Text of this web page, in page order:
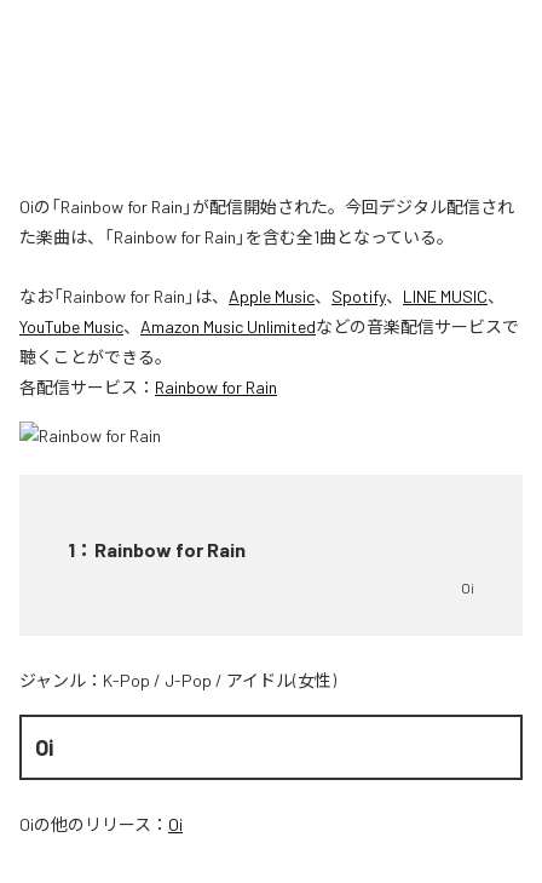
Oiの「Rainbow for Rain」が配信開始された。今回デジタル配信され
た楽曲は、「Rainbow for Rain」を含む全1曲となっている。
なお「Rainbow for Rain 」は、 Apple Music、 Spotify、 LINE MUSIC、
YouTube Music、 Amazon Music Unlimitedなどの音楽配信サービスで
聴くことができる。
各配信サービス： Rainbow for Rain
1 ： Rainbow for Rain
Oi
ジャンル： K-Pop / J-Pop / アイドル(女性)
Oi
Oiの他のリリース： Oi